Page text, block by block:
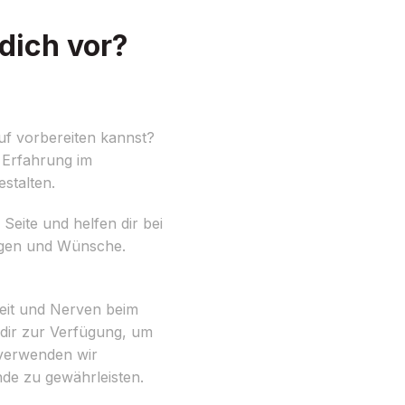
vor?
vorbereiten kannst?
im
und helfen dir bei
und Wünsche.
und Nerven beim
zur Verfügung, um
wir
zu gewährleisten.